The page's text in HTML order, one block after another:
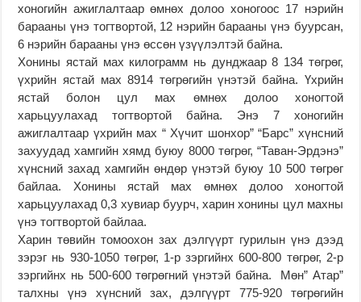
хоногийн ажиглалтаар өмнөх долоо хоногоос 17 нэрийн
барааны үнэ тогтвортой, 12 нэрийн барааны үнэ буурсан,
6 нэрийн барааны үнэ өссөн үзүүлэлтэй байна.
Хонины ястай мах килограмм нь дунджаар 8 134 төгрөг,
үхрийн ястай мах 8914 төгрөгийн үнэтэй байна. Үхрийн
ястай болон цул мах өмнөх долоо хоногтой
харьцуулахад тогтвортой байна. Энэ 7 хоногийн
ажиглалтаар үхрийн мах “ Хүчит шонхор” “Барс” хүнсний
захуудад хамгийн хямд буюу 8000 төгрөг, “Таван-Эрдэнэ”
хүнсний захад хамгийн өндөр үнэтэй буюу 10 500 төгрөг
байлаа. Хонины ястай мах өмнөх долоо хоногтой
харьцуулахад 0,3 хувиар буурч, харин хонины цул махны
үнэ тогтвортой байлаа.
Харин төвийн томоохон зах дэлгүүрт гурилын үнэ дээд
зэрэг нь 930-1050 төгрөг, 1-р зэргийнх 600-800 төгрөг, 2-р
зэргийнх нь 500-600 төгрөгний үнэтэй байна. Мөн” Атар”
талхны үнэ хүнсний зах, дэлгүүрт 775-920 төгрөгийн